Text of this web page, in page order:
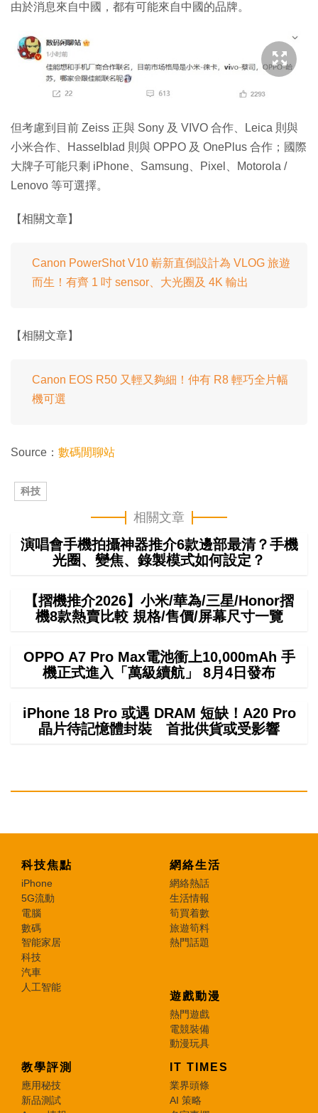
由於消息來自中國，都有可能來自中國的品牌。
但考慮到目前 Zeiss 正與 Sony 及 VIVO 合作、Leica 則與
小米合作、Hasselblad 則與 OPPO 及 OnePlus 合作；國際
大牌子可能只剩 iPhone、Samsung、Pixel、Motorola /
Lenovo 等可選擇。
【相關文章】
Canon PowerShot V10 嶄新直倒設計為 VLOG 旅遊
而生！有齊 1 吋 sensor、大光圈及 4K 輸出
【相關文章】
Canon EOS R50 又輕又夠細！仲有 R8 輕巧全片幅
機可選
Source： 數碼閒聊站
科技
相關文章
演唱會手機拍攝神器推介6款邊部最清？手機
光圈、變焦、錄製模式如何設定？
【摺機推介2026】小米/華為/三星/Honor摺
機8款熱賣比較 規格/售價/屏幕尺寸一覽
OPPO A7 Pro Max電池衝上10,000mAh 手
機正式進入「萬級續航」 8月4日發布
iPhone 18 Pro 或遇 DRAM 短缺！A20 Pro
晶片待記憶體封裝 首批供貨或受影響
科技焦點
iPhone
5G流動
電腦
數碼
智能家居
科技
汽車
人工智能
網絡生活
網絡熱話
生活情報
筍買着數
旅遊筍料
熱門話題
遊戲動漫
熱門遊戲
電競裝備
動漫玩具
教學評測
應用秘技
新品測試
IT TIMES
業界頭條
AI 策略